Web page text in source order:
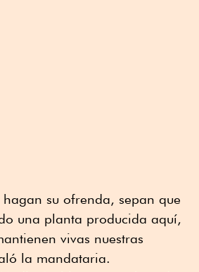
hagan su ofrenda, sepan que
una planta producida aquí,
vivas nuestras
la mandataria.